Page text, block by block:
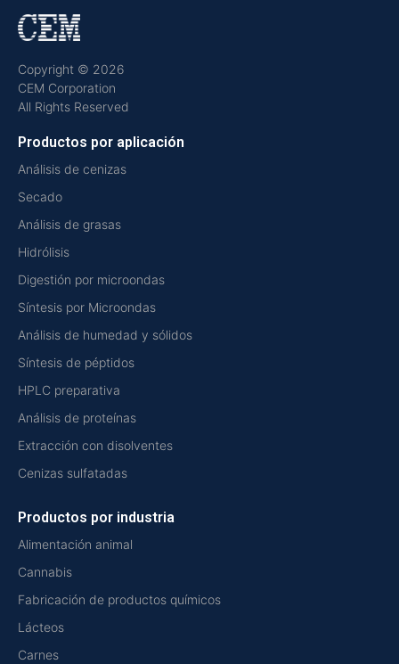
Copyright © 2026
CEM Corporation
All Rights Reserved
Productos por aplicación
Análisis de cenizas
Secado
Análisis de grasas
Hidrólisis
Digestión por microondas
Síntesis por Microondas
Análisis de humedad y sólidos
Síntesis de péptidos
HPLC preparativa
Análisis de proteínas
Extracción con disolventes
Cenizas sulfatadas
Productos por industria
Alimentación animal
Cannabis
Fabricación de productos químicos
Lácteos
Carnes